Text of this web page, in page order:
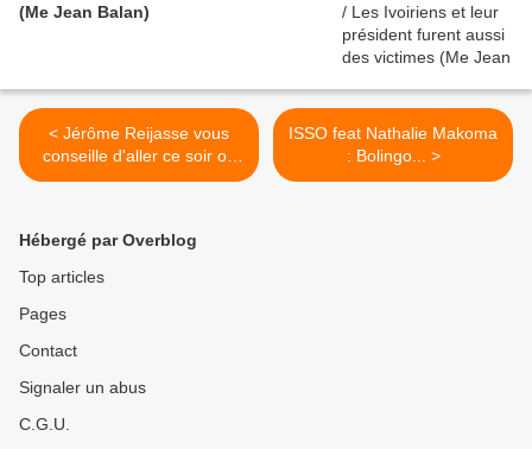
(Me Jean Balan)
< Jérôme Reijasse vous
conseille d'aller ce soir ou
demain voir Burgalat aux
ISSO feat Nathalie Makoma
: Bolingo... >
Hébergé par Overblog
Top articles
Pages
Contact
Signaler un abus
C.G.U.